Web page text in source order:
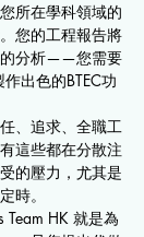
所在學科領域的
您的工程報告將
的分析——您需要
出色的BTEC功
、追求、全職工
這些都在分散注
的壓力，尤其是
時。
Team HK 就是為